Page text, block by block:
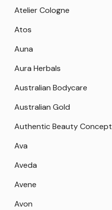
Atelier Cologne
Atos
Auna
Aura Herbals
Australian Bodycare
Australian Gold
Authentic Beauty Concept
Ava
Aveda
Avene
Avon